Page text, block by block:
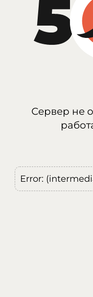
Сервер не